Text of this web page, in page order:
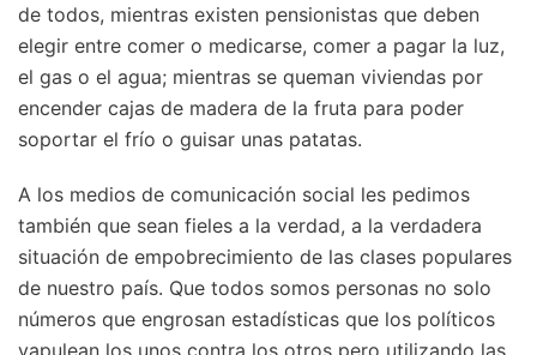
de todos, mientras existen pensionistas que deben
elegir entre comer o medicarse, comer a pagar la luz,
el gas o el agua; mientras se queman viviendas por
encender cajas de madera de la fruta para poder
soportar el frío o guisar unas patatas.
A los medios de comunicación social les pedimos
también que sean fieles a la verdad, a la verdadera
situación de empobrecimiento de las clases populares
de nuestro país. Que todos somos personas no solo
números que engrosan estadísticas que los políticos
vapulean los unos contra los otros pero utilizando las